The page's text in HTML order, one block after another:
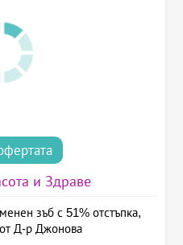
и Здраве
зъб с 51% отстъпка,
Д-р Джонова